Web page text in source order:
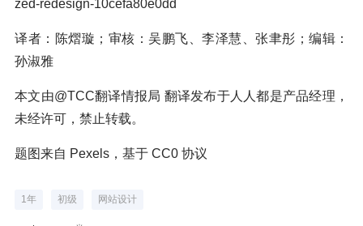
zed-redesign-10cefa80e0dd
译者：陈熠璇；审核：吴鹏飞、李泽慧、张聿彤；编辑：
孙淑雅
本文由@TCC翻译情报局 翻译发布于人人都是产品经理，
未经许可，禁止转载。
题图来自 Pexels，基于 CC0 协议
1年 初级 网站设计